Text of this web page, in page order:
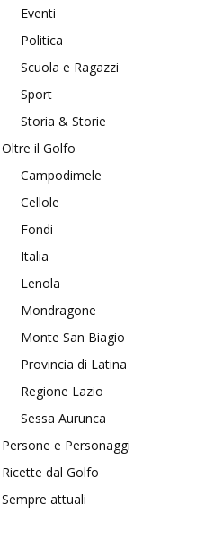
Eventi
Politica
Scuola e Ragazzi
Sport
Storia & Storie
Oltre il Golfo
Campodimele
Cellole
Fondi
Italia
Lenola
Mondragone
Monte San Biagio
Provincia di Latina
Regione Lazio
Sessa Aurunca
Persone e Personaggi
Ricette dal Golfo
Sempre attuali